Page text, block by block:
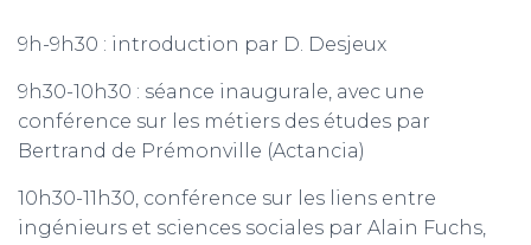
9h-9h30 : introduction par D. Desjeux
9h30-10h30 : séance inaugurale, avec une
conférence sur les métiers des études par
Bertrand de Prémonville (Actancia)
10h30-11h30, conférence sur les liens entre
ingénieurs et sciences sociales par Alain Fuchs,